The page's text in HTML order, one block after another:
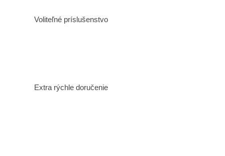
Voliteľné príslušenstvo
Extra rýchle doručenie